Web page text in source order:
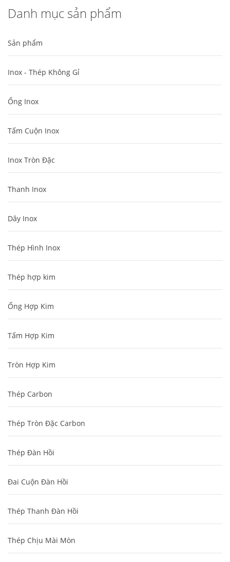
Danh mục sản phẩm
Sản phẩm
Inox - Thép Không Gỉ
Ống Inox
Tấm Cuộn Inox
Inox Tròn Đặc
Thanh Inox
Dây Inox
Thép Hình Inox
Thép hợp kim
Ống Hợp Kim
Tấm Hợp Kim
Tròn Hợp Kim
Thép Carbon
Thép Tròn Đặc Carbon
Thép Đàn Hồi
Đai Cuộn Đàn Hồi
Thép Thanh Đàn Hồi
Thép Chịu Mài Mòn